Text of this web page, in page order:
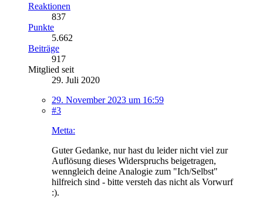
Reaktionen
837
Punkte
5.662
Beiträge
917
Mitglied seit
29. Juli 2020
29. November 2023 um 16:59
#3
Metta:
Guter Gedanke, nur hast du leider nicht viel zur
Auflösung dieses Widerspruchs beigetragen,
wenngleich deine Analogie zum "Ich/Selbst"
hilfreich sind - bitte versteh das nicht als Vorwurf
:).